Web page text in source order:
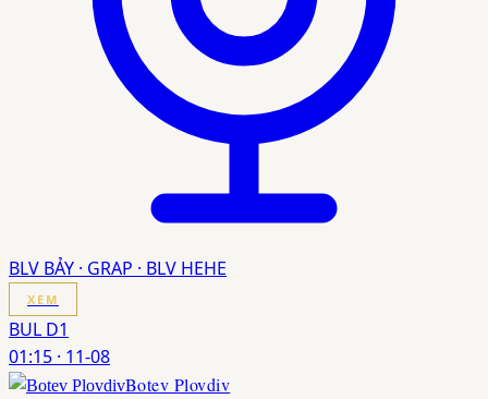
BLV BẢY · GRAP · BLV HEHE
XEM
BUL D1
01:15 · 11-08
Botev Plovdiv